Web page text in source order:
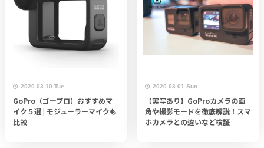
2020.03.10 Tue
GoPro（ゴープロ）おすすめマ
イク５選 | モジューラーマイクも
比較
2020.03.01 Sun
【実写あり】GoProカメラの画
角や撮影モードを徹底解説！スマ
ホカメラとの違いなど検証